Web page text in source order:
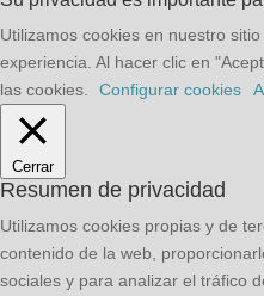
Utilizamos cookies en nuestro
experiencia. Al hacer clic en
las cookies.
Configurar cookies
Cerrar
Resumen de privacidad
Utilizamos cookies propias y de
contenido de la web,
sociales y para analizar el tráfico